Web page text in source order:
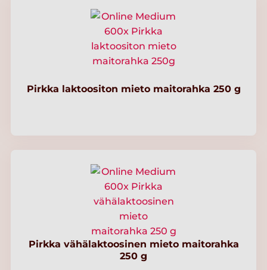
Pirkka laktoositon mieto maitorahka 250 g
Pirkka vähälaktoosinen mieto maitorahka
250 g